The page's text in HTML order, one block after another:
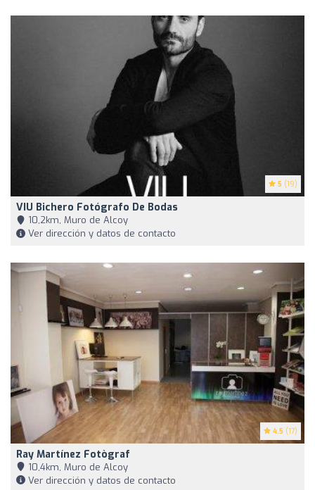
5 (19)
VIU Bichero Fotógrafo De Bodas
10,2km, Muro de Alcoy
Ver dirección y datos de contacto
4.5 (17)
Ray Martínez Fotògraf
10,4km, Muro de Alcoy
Ver dirección y datos de contacto